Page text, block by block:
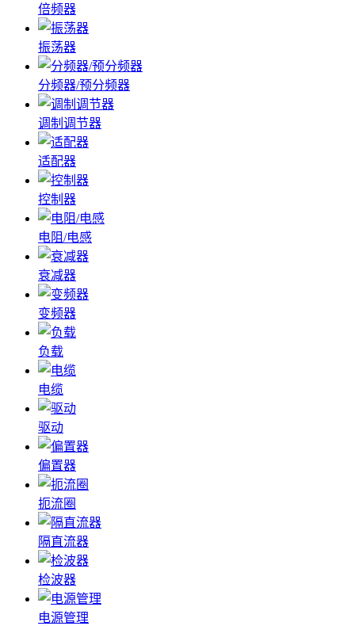
倍频器
振荡器
分频器/预分频器
调制调节器
适配器
控制器
电阻/电感
衰减器
变频器
负载
电缆
驱动
偏置器
扼流圈
隔直流器
检波器
电源管理